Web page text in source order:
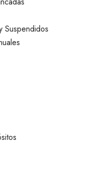
Suspendidos